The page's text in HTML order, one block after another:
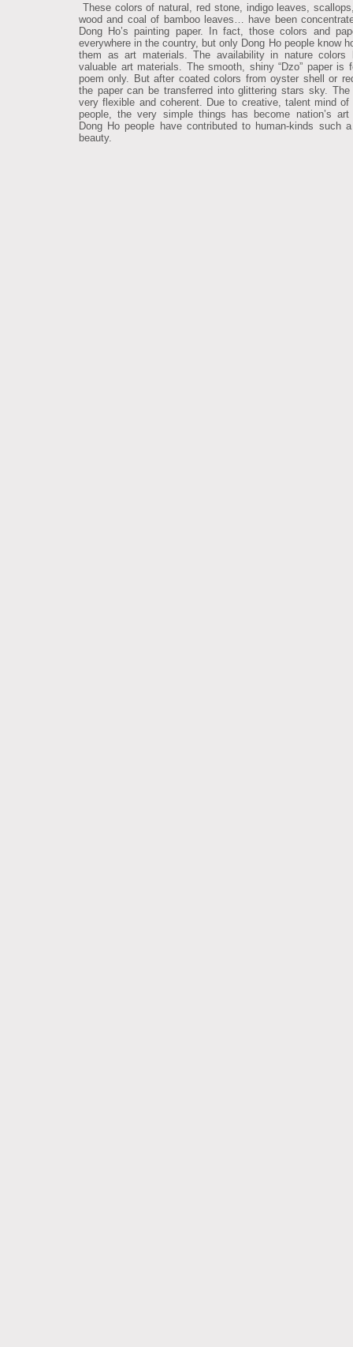
These colors of natural, red stone, indigo leaves,
wood and coal of bamboo leaves… have been
Dong Ho’s painting paper. In fact, those colors and
everywhere in the country, but only Dong Ho people know
them as art materials. The availability in nature colors
valuable art materials. The smooth, shiny “Dzo” paper is
poem only. But after coated colors from oyster shell or
the paper can be transferred into glittering stars sky. The
very flexible and coherent. Due to creative, talent mind of
people, the very simple things has become nation’s art
Dong Ho people have contributed to human-kinds such
beauty.